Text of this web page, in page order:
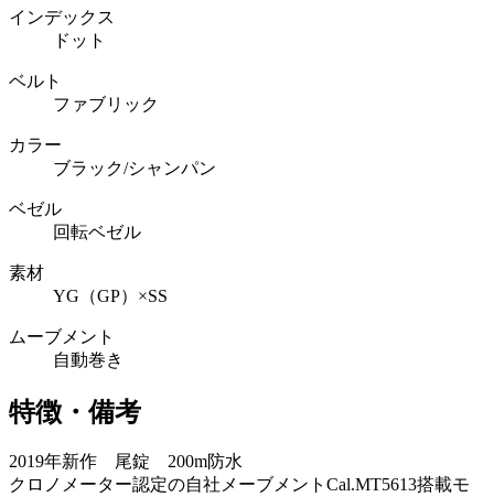
インデックス
ドット
ベルト
ファブリック
カラー
ブラック/シャンパン
ベゼル
回転ベゼル
素材
YG（GP）×SS
ムーブメント
自動巻き
特徴・備考
2019年新作 尾錠 200m防水
クロノメーター認定の自社メーブメントCal.MT5613搭載モ